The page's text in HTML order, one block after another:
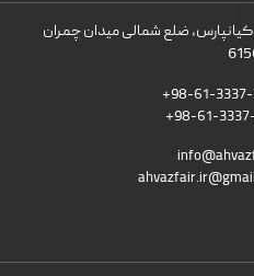
کیانپارس، ضلع شمالی میدان چمران
+98-61-
+98-61-